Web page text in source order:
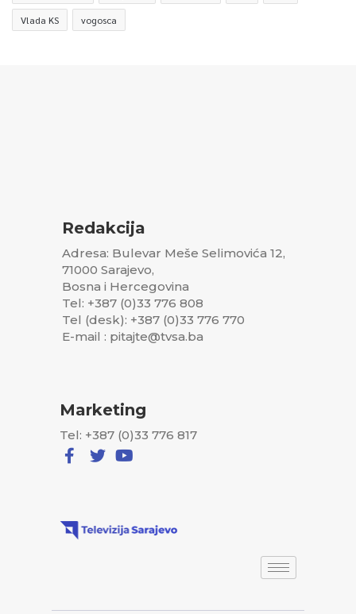
Vlada KS vogosca
Redakcija
Adresa: Bulevar Meše Selimovića 12,
71000 Sarajevo,
Bosna i Hercegovina
Tel: +387 (0)33 776 808
Tel (desk): +387 (0)33 776 770
E-mail : pitajte@tvsa.ba
Marketing
Tel: +387 (0)33 776 817